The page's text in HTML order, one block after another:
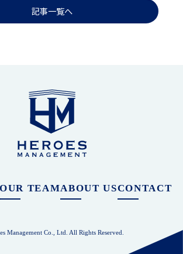
記事一覧へ
OUR TEAMABOUT USCONTACT
Management Co., Ltd. All Rights Reserved.